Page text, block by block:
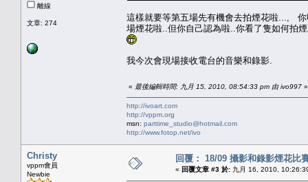
離線
文章: 274
這樣就要等第五場先有機會去拍煙花啦...,
場煙花啦..但你自己認為啦..你看了隻如何拍
我今次會現場接收電台的音樂和錄影.
« 最後編輯時間: 九月 15, 2010, 08:54:33 pm 由 ivo997 »
http://ivoart.com
http://vppm.org
msn: parttime_studio@hotmail.com
http://www.fotop.net/ivo
Christy
vppm會員
Newbie
回覆： 18/09 攝影和錄影煙花比
« 回覆文章 #3 於: 九月 16, 2010,